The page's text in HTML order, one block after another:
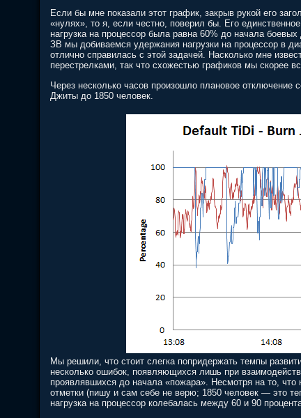
Если бы мне показали этот график, закрыв рукой его
«нулях», то я, если честно, поверил бы. Его
нагрузка на процессор была равна 60% до начала
ЗВ мы добиваемся удержания нагрузки на процессор в
отлично справилась с этой задачей. Насколько мне
перестрелками, так что схожестью графиков мы скорее
Через несколько часов произошло плановое отключение
Джиты до 1850 человек.
Мы решили, что стоит слегка попридержать темпы
несколько ошибок, появляющихся лишь при
проявлявшихся до начала «пожара». Несмотря на то,
отметки (пишу и сам себе не верю; 1850 человек — это
нагрузка на процессор колебалась между 60 и 90